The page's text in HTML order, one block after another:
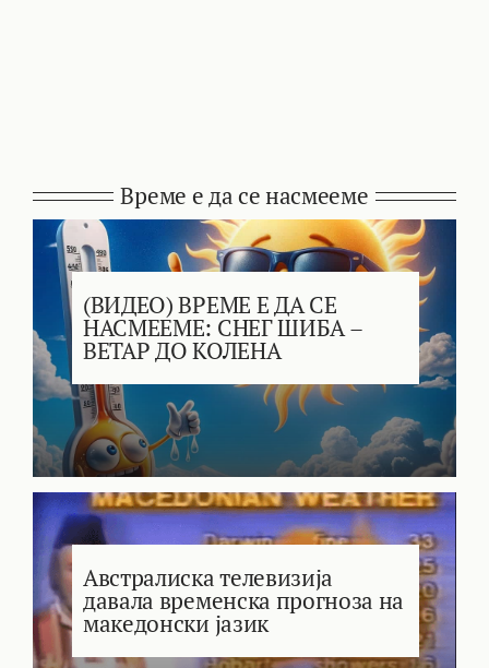
Време е да се насмееме
(ВИДЕО) ВРЕМЕ Е ДА СЕ
НАСМЕЕМЕ: СНЕГ ШИБА –
ВЕТАР ДО КОЛЕНА
Австралиска телевизија
давала временска прогноза на
македонски јазик